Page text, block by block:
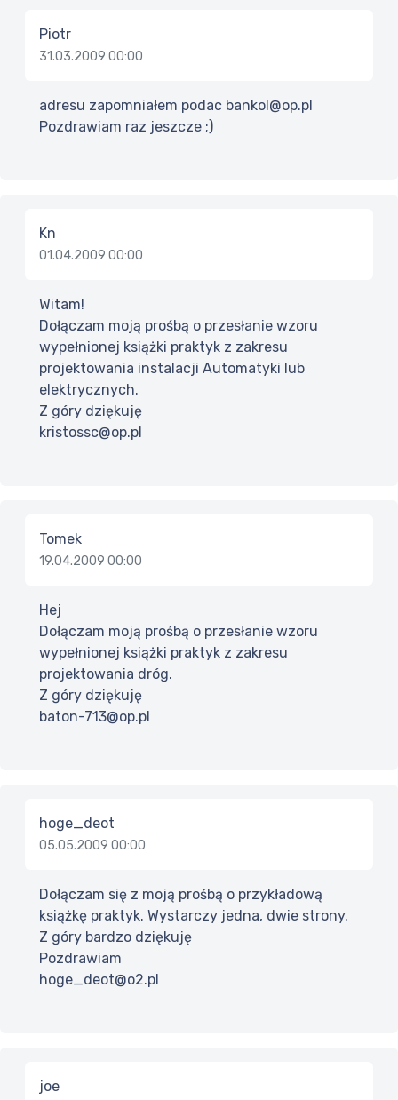
Piotr
31.03.2009 00:00
adresu zapomniałem podac bankol@op.pl
Pozdrawiam raz jeszcze ;)
Kn
01.04.2009 00:00
Witam!
Dołączam moją prośbą o przesłanie wzoru
wypełnionej książki praktyk z zakresu
projektowania instalacji Automatyki lub
elektrycznych.
Z góry dziękuję
kristossc@op.pl
Tomek
19.04.2009 00:00
Hej
Dołączam moją prośbą o przesłanie wzoru
wypełnionej książki praktyk z zakresu
projektowania dróg.
Z góry dziękuję
baton-713@op.pl
hoge_deot
05.05.2009 00:00
Dołączam się z moją prośbą o przykładową
książkę praktyk. Wystarczy jedna, dwie strony.
Z góry bardzo dziękuję
Pozdrawiam
hoge_deot@o2.pl
joe